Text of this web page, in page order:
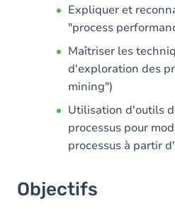
Expliquer et
"process
Maîtriser les
d'exploration des
mining")
Utilisation d'outils
processus pour
processus à partir
Objectifs